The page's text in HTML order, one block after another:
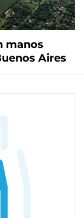
manos
Aires